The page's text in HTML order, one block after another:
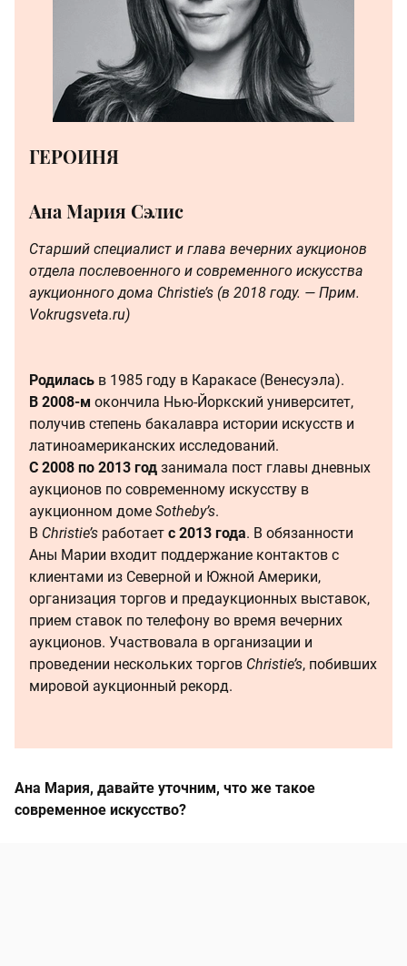
ГЕРОИНЯ
Ана Мария Сэлис
Старший специалист и глава вечерних аукционов
отдела послевоенного и современного искусства
аукционного дома Christie’s (в 2018 году. — Прим.
Vokrugsveta.ru)
Родилась в 1985 году в Каракасе (Венесуэла).
В 2008-м окончила Нью-Йоркский университет,
получив степень бакалавра истории искусств и
латиноамериканских исследований.
C 2008 по 2013 год занимала пост главы дневных
аукционов по современному искусству в
аукционном доме Sotheby’s.
В Christie’s работает с 2013 года. В обязанности
Аны Марии входит поддержание контактов с
клиентами из Северной и Южной Америки,
организация торгов и предаукционных выставок,
прием ставок по телефону во время вечерних
аукционов. Участвовала в организации и
проведении нескольких торгов Christie’s, побивших
мировой аукционный рекорд.
Ана Мария, давайте уточним, что же такое
современное искусство?